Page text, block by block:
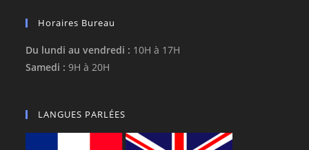
Horaires Bureau
Du lundi au vendredi : 10H à 17H
Samedi : 9H à 20H
LANGUES PARLÉES